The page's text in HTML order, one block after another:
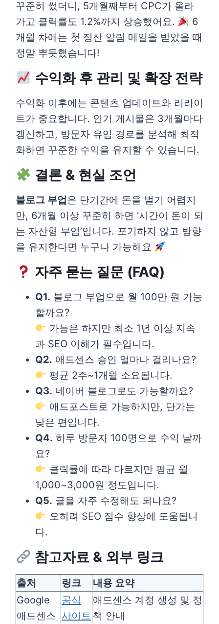
꾸준히 썼더니, 5개월째부터 CPC가 올라
가고 클릭률도 1.2%까지 상승했어요.
6
개월 차에는 첫 정산 알림 메일을 받았을 때
정말 뿌듯했습니다!
수익화 후 관리 및 확장 전략
수익화 이후에는 콘텐츠 업데이트와 리라이
트가 중요합니다. 인기 게시물은 3개월마다
갱신하고, 방문자 유입 경로를 분석해 최적
화하면 꾸준한 수익을 유지할 수 있습니다.
결론 & 현실 조언
블로그 부업은 단기간에 돈을 벌기 어렵지
만, 6개월 이상 꾸준히 하면 ‘시간이 돈이 되
는 자산형 부업’입니다. 포기하지 않고 방향
을 유지한다면 누구나 가능해요
자주 묻는 질문 (FAQ)
Q1. 블로그 부업으로 월 100만 원 가능
할까요?
가능은 하지만 최소 1년 이상 지속
과 SEO 이해가 필수입니다.
Q2. 애드센스 승인 얼마나 걸리나요?
평균 2주~1개월 소요됩니다.
Q3. 네이버 블로그로도 가능할까요?
애드포스트로 가능하지만, 단가는
낮은 편입니다.
Q4. 하루 방문자 100명으로 수익 날까
요?
클릭률에 따라 다르지만 평균 월
1,000~3,000원 정도입니다.
Q5. 글을 자주 수정해도 되나요?
오히려 SEO 점수 향상에 도움됩니
다.
참고자료 & 외부 링크
출처 링크
내용 요약
Google
애드센스
공식
사이트
애드센스 계정 생성 및 정
책 안내